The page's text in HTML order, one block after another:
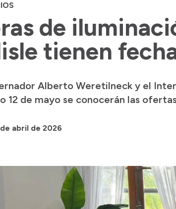
de
tienen
Alberto Weretilneck y el
12 de mayo se conocerán las
abril de 2026